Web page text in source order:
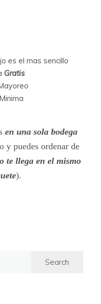
es el mas sencillo
Gratis
en una sola bodega
y puedes ordenar de
te llega en el mismo
).